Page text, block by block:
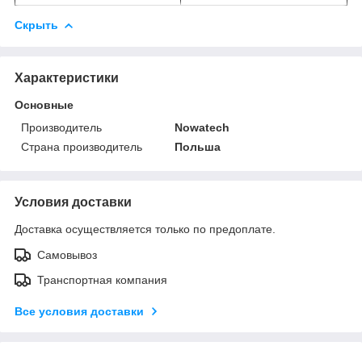
Скрыть
Характеристики
Основные
Производитель
Nowatech
Страна производитель
Польша
Условия доставки
Доставка осуществляется только по предоплате.
Самовывоз
Транспортная компания
Все условия доставки